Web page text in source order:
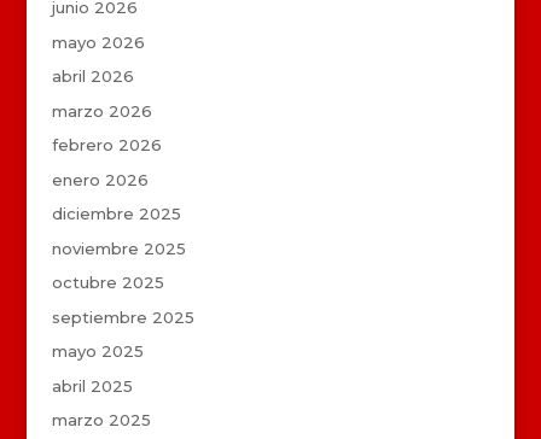
junio 2026
mayo 2026
abril 2026
marzo 2026
febrero 2026
enero 2026
diciembre 2025
noviembre 2025
octubre 2025
septiembre 2025
mayo 2025
abril 2025
marzo 2025